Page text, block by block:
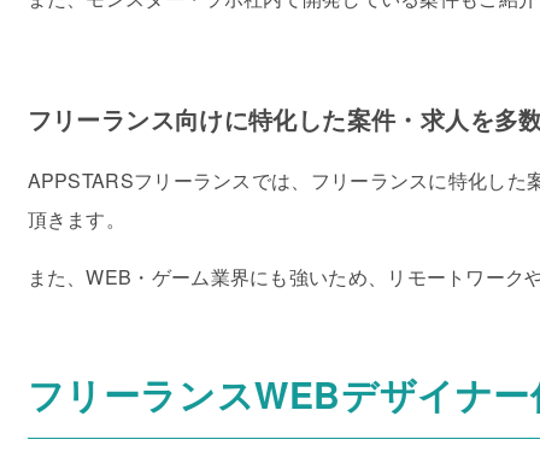
フリーランス向けに特化した案件・求人を多
APPSTARSフリーランスでは、フリーランスに特化し
頂きます。
また、WEB・ゲーム業界にも強いため、リモートワー
フリーランスWEBデザイナ